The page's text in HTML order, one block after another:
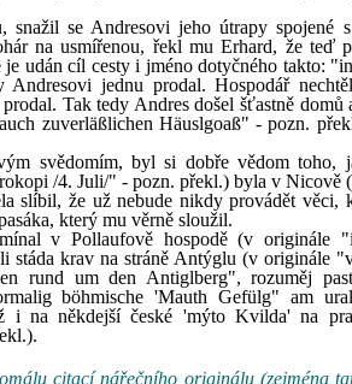
snažil se Andresovi jeho útrapy spojené
na usmířenou, řekl mu Erhard, že teď
udán cíl cesty i jméno dotyčného takto:
jednu prodal. Hospodář
Tak tedy Andres došel šťastně
zuverläßlichen Häuslgoaß" - pozn.
svědomím, byl si dobře vědom toho,
/4. Juli/" - pozn. překl.) byla v Nicově
slíbil, že už nebude nikdy provádět věci,
který mu věrně sloužil.
v Pollaufově hospodě (v originále
stáda krav na stráně Antýglu (v originále
rund um den Antiglberg", rozuměj
böhmische 'Mauth Gefülg" am
i na někdejší české 'mýto Kvilda' na
citací nářečního originálu (zejména